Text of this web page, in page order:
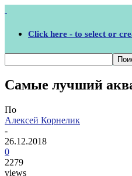
Click here - to select or
Самые лучший
По
Алексей Корнелик
-
26.12.2018
0
2279
views